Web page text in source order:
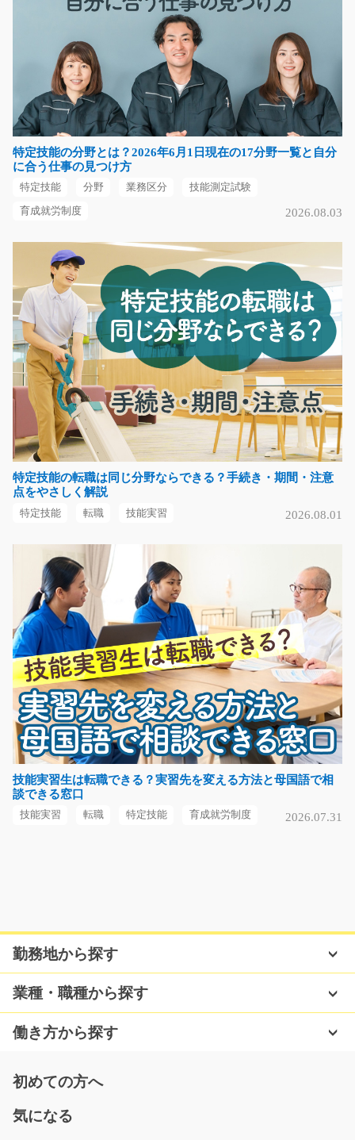
金属部品の穴あけ加工のオシゴト/i02_00458
未経験の方も歓迎♪金属部品を穴あけ機にセットしスイッ
チを押して頂きます…
長期（3ヶ月以上）
時給1150円～
大阪府豊中市
気になる
ゴルフのキャディ/t06_00161
急募
ゴルフ場でお客様のサポートをしたり、楽しくおしゃべ
りするお仕事です☆未…
長期（3ヶ月以上）
時給1200円～
静岡県磐田市
気になる
手のひらサイズのパーツをプレス加工/y08_01235
高時給・交代勤務でガッツリ稼げる(^_-)-☆作業内容はと
長期（3ヶ月以上）
時給1300円～時給1625円
福岡県北九州市八幡西区
気になる
物流会社でのカンタンなデータ入力作業/y08_0026
7
未経験の方も大歓迎♪物流会社でのデータ入力☆お仕事内
容は伝票の発行とデ…
長期（3ヶ月以上）
時給1000円～
福岡県北九州市八幡西区
自動車の金属部品を製造する工場内作業で 主に、製造オ
ペレーターをお任せ…
長期（3ヶ月以上）
時給1,400円
福岡県北九州市八幡東区
(大募集)大手コールセンターで発信業務/y08_0059
特定技能の分野とは？2026年6月1日現在の17分野一覧と自分
に合う仕事の見つけ方
特定技能 分野 業務区分 技能測定試験
育成就労制度 2026.08.03
特定技能の転職は同じ分野ならできる？手続き・期間・注意
点をやさしく解説
特定技能 転職 技能実習 2026.08.01
技能実習生は転職できる？実習先を変える方法と母国語で相
談できる窓口
技能実習 転職 特定技能 育成就労制度 2026.07.31
勤務地から探す
業種・職種から探す
働き方から探す
初めての方へ
気になる